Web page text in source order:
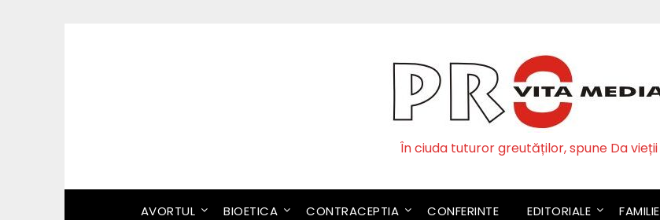
În ciuda tuturor greutăților, spune Da vieții
AVORTUL BIOETICA CONTRACEPTIA CONFERINTE EDITORIALE FAMILIE